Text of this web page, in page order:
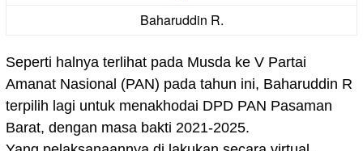
Baharuddin R.
Seperti halnya terlihat pada Musda ke V Partai
Amanat Nasional (PAN) pada tahun ini, Baharuddin R
terpilih lagi untuk menakhodai DPD PAN Pasaman
Barat, dengan masa bakti 2021-2025.